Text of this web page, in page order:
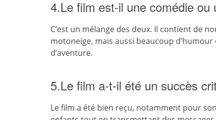
4.Le film est-il une comédie ou
C’est un mélange des deux. Il contient de
motoneige, mais aussi beaucoup
d’aventure.
5.Le film a-t-il été un succès
Le film a été bien reçu, notamment pour